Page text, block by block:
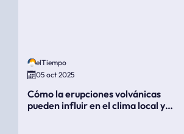
elTiempo
05 oct 2025
Cómo la erupciones volvánicas
pueden influir en el clima local y